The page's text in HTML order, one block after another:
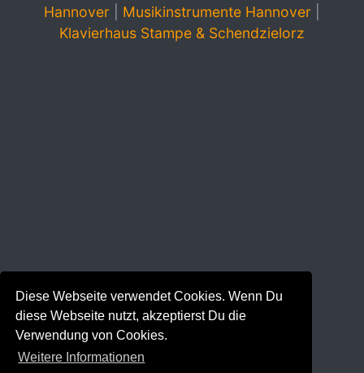
Diese Webseite verwendet Cookies. Wenn Du
diese Webseite nutzt, akzeptierst Du die
Verwendung von Cookies.
Weitere Informationen
Hannover
Musikinstrumente Hannover
Klavierhaus Stampe & Schendzielorz